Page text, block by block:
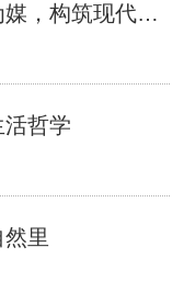
东家·整体木作墙面体系|以木为媒，构筑现代东方大宅的立面美学
活哲学
里